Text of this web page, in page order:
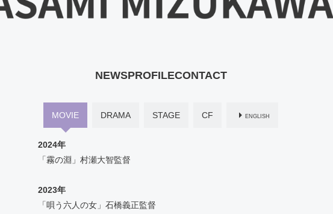
NEWSPROFILECONTACT
MOVIE DRAMA STAGE CF ENGLISH
2024年
「霧の淵」村瀬大智監督
2023年
「唄う六人の女」石橋義正監督